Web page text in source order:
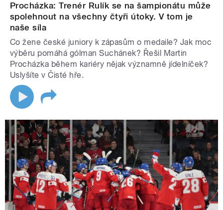
Procházka: Trenér Rulík se na šampionátu může
spolehnout na všechny čtyři útoky. V tom je
naše síla
Co žene české juniory k zápasům o medaile? Jak moc
výběru pomáhá gólman Suchánek? Řešil Martin
Procházka během kariéry nějak významně jídelníček?
Uslyšíte v Čisté hře.